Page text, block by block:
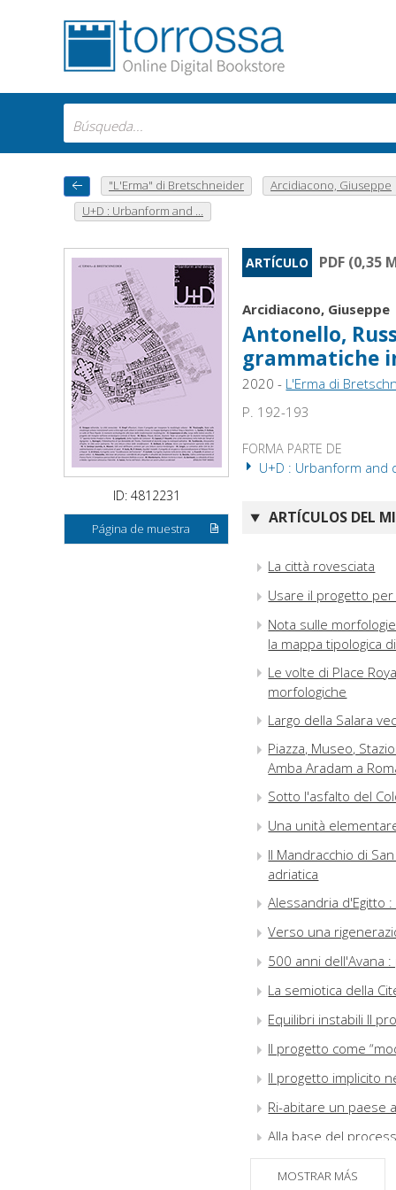
"L'Erma" di Bretschneider
Arcidiacono, Giuseppe
U+D : Urbanform and ...
ID: 4812231
Página de muestra
ARTÍCULO PDF (0,35
Arcidiacono, Giuseppe
Antonello,
grammatiche
2020 - L'Erma di
P. 192-193
FORMA PARTE DE
U+D : Urbanform and
ARTÍCULOS DEL
La città rovesciata
Usare il progetto
Nota sulle
la mappa tipologica
Le volte di Place
morfologiche
Largo della Salara
Piazza, Museo,
Amba Aradam a
Sotto l'asfalto del
Una unità
Il Mandracchio di
adriatica
Alessandria d'Egitto
Verso una
500 anni dell'Avana
La semiotica della
Equilibri instabili Il
Il progetto come
Il progetto implicito
Ri-abitare un paese
Alla base del
L'altra
Battista a Lecce
MOSTRAR MÁS